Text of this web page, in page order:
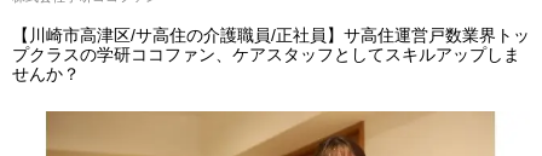
【川崎市高津区/サ高住の介護職員/正社員】サ高住運営戸数業界トッ
プクラスの学研ココファン、ケアスタッフとしてスキルアップしま
せんか？